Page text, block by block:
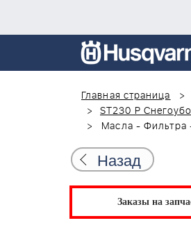
Главная страница
ST230 P
Масла - Фильтра
Назад
Заказы на